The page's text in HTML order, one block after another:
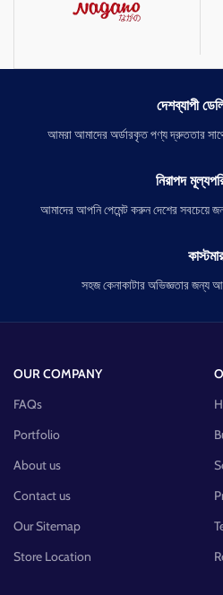
দেশব্যাপী
আমরা আমাদের অর্ডারকৃত পণ্য দ্রুততার সাথে
নিরাপদ
আমাদের আপনি পেমেন্ট করুন দেশের সবচেয়ে
সহজ কেনাকাটার অভিজ্ঞতার জন্য
OUR COMPANY
FAQs
Portfolio
About us
Contact us
Our Sitemap
Store Location